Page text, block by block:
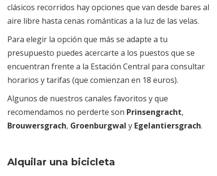
clásicos recorridos hay opciones que van desde bares al
aire libre hasta cenas románticas a la luz de las velas.
Para elegir la opción que más se adapte a tu
presupuesto puedes acercarte a los puestos que se
encuentran frente a la Estación Central para consultar
horarios y tarifas (que comienzan en 18 euros).
Algunos de nuestros canales favoritos y que
recomendamos no perderte son Prinsengracht,
Brouwersgrach, Groenburgwal y Egelantiersgrach.
Alquilar una bicicleta